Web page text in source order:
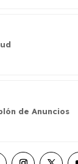
de Anuncios